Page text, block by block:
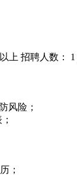
上 招聘人数： 1
风险；
；